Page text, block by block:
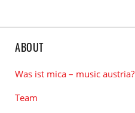
ABOUT
Was ist mica – music austria?
Team